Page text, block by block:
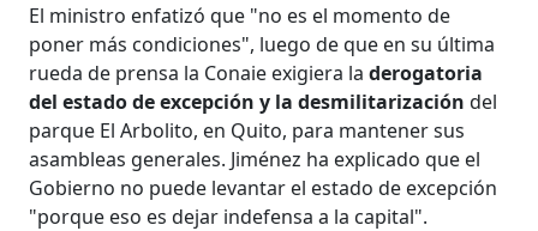
El ministro enfatizó que "no es el momento de
poner más condiciones", luego de que en su última
rueda de prensa la Conaie exigiera laderogatoria
del estado de excepción y la desmilitarización del
parque El Arbolito, en Quito, para mantener sus
asambleas generales. Jiménez ha explicado que el
Gobierno no puede levantar el estado de excepción
"porque eso es dejar indefensa a la capital".